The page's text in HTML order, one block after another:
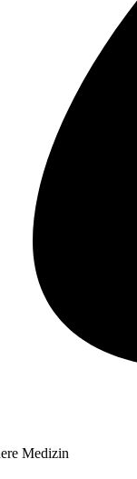
Medizin